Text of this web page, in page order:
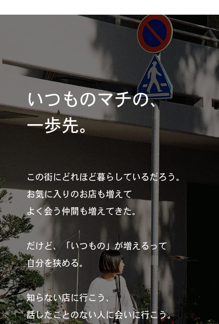
REGULARS
連載一覧
#健康LAND
パイセンの行きつけにつ
#札幌来たら、まずはココ
#僕らの便利酒場
古着界隈
いつものマチの、
一歩先。
この街にどれほど暮らしているだろう。
お気に入りのお店も増えて
よく会う仲間も増えてきた。
だけど、「いつもの」が増えるって
自分を狭める。
知らない店に行こう、
話したことのない人に会いに行こう。